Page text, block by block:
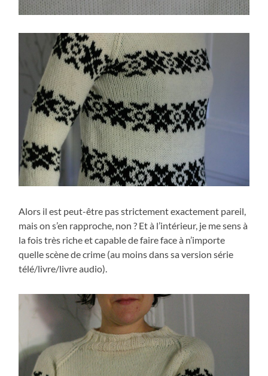
Alors il est peut-être pas strictement exactement pareil,
mais on s’en rapproche, non ? Et à l’intérieur, je me sens à
la fois très riche et capable de faire face à n’importe
quelle scène de crime (au moins dans sa version série
télé/livre/livre audio).